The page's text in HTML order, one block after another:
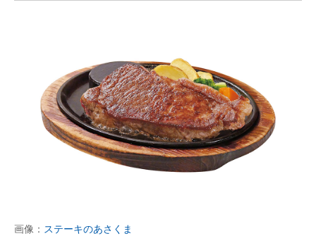
画像： ステーキのあさくま